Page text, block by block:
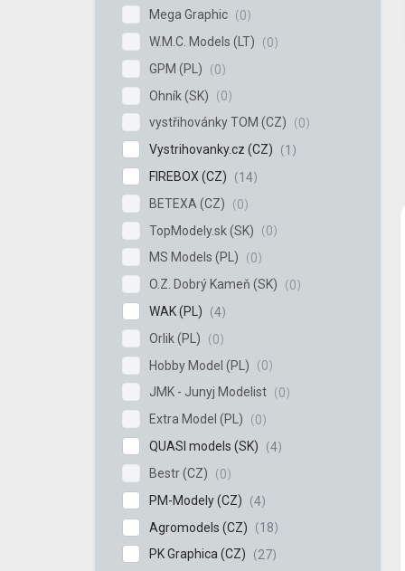
Mega Graphic
0
W.M.C. Models (LT)
0
GPM (PL)
0
Ohník (SK)
0
vystřihovánky TOM (CZ)
0
Vystrihovanky.cz (CZ)
1
FIREBOX (CZ)
14
BETEXA (CZ)
0
TopModely.sk (SK)
0
MS Models (PL)
0
O.Z. Dobrý Kameň (SK)
0
WAK (PL)
4
Orlik (PL)
0
Hobby Model (PL)
0
JMK - Junyj Modelist
0
Extra Model (PL)
0
QUASI models (SK)
4
Bestr (CZ)
0
PM-Modely (CZ)
4
Agromodels (CZ)
18
PK Graphica (CZ)
27